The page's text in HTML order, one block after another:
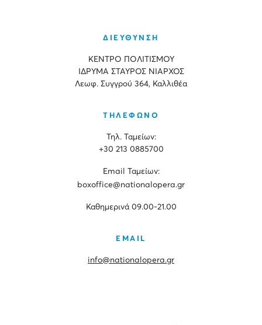
ΔΙΕΥΘΥΝΣΗ
ΚΕΝΤΡΟ ΠΟΛΙΤΙΣΜΟΥ
ΙΔΡΥΜΑ ΣΤΑΥΡΟΣ ΝΙΑΡΧΟΣ
Λεωφ. Συγγρού 364, Καλλιθέα
ΤΗΛΕΦΩΝΟ
Τηλ. Ταμείων:
+30 213 0885700
Εmail Ταμείων:
boxoffice@nationalopera.gr
Καθημερινά 09.00-21.00
EMAIL
info@nationalopera.gr